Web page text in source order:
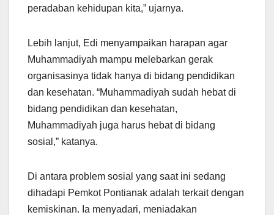
peradaban kehidupan kita,” ujarnya.
Lebih lanjut, Edi menyampaikan harapan agar
Muhammadiyah mampu melebarkan gerak
organisasinya tidak hanya di bidang pendidikan
dan kesehatan. “Muhammadiyah sudah hebat di
bidang pendidikan dan kesehatan,
Muhammadiyah juga harus hebat di bidang
sosial,” katanya.
Di antara problem sosial yang saat ini sedang
dihadapi Pemkot Pontianak adalah terkait dengan
kemiskinan. Ia menyadari, meniadakan